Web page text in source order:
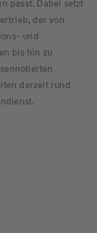
passt. Dabei setzt
der von
und
bis hin zu
derzeit rund